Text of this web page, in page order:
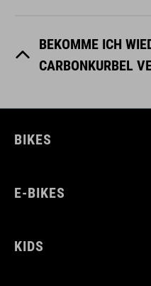
BEKOMME ICH
CARBONKURBEL
BIKES
E-BIKES
KIDS